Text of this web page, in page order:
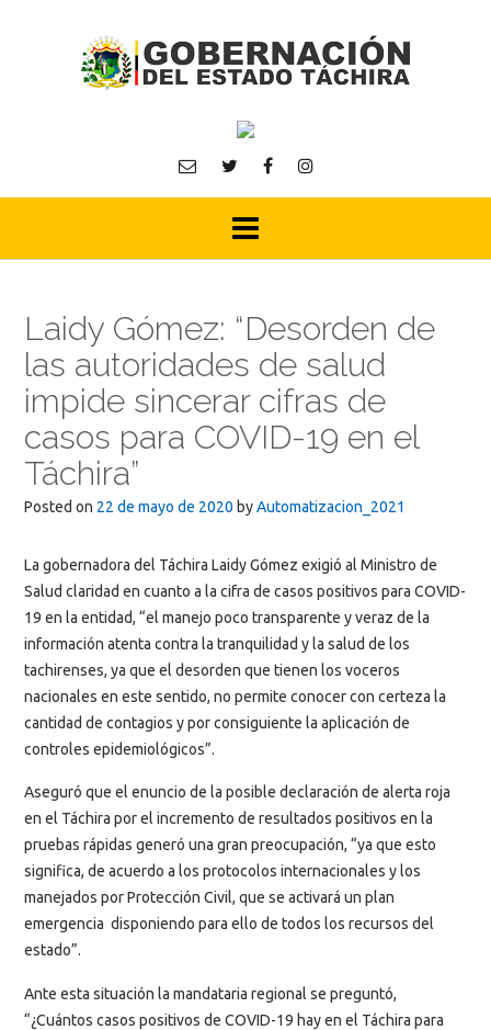
Laidy Gómez: “Desorden de
las autoridades de salud
impide sincerar cifras de
casos para COVID-19 en el
Táchira”
Posted on 22 de mayo de 2020 byAutomatizacion_2021
La gobernadora del Táchira Laidy Gómez exigió al Ministro de
Salud claridad en cuanto a la cifra de casos positivos para COVID-
19 en la entidad, “el manejo poco transparente y veraz de la
información atenta contra la tranquilidad y la salud de los
tachirenses, ya que el desorden que tienen los voceros
nacionales en este sentido, no permite conocer con certeza la
cantidad de contagios y por consiguiente la aplicación de
controles epidemiológicos”.
Aseguró que el enuncio de la posible declaración de alerta roja
en el Táchira por el incremento de resultados positivos en la
pruebas rápidas generó una gran preocupación, “ya que esto
significa, de acuerdo a los protocolos internacionales y los
manejados por Protección Civil, que se activará un plan
emergencia disponiendo para ello de todos los recursos del
estado”.
Ante esta situación la mandataria regional se preguntó,
“¿Cuántos casos positivos de COVID-19 hay en el Táchira para